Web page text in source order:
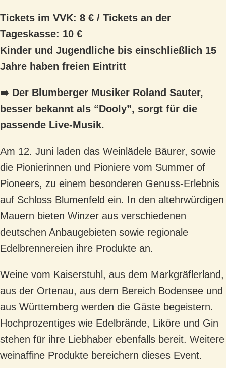
Tickets im VVK: 8 € / Tickets an der
Tageskasse: 10 €
Kinder und Jugendliche bis einschließlich 15
Jahre haben freien Eintritt
➡️ Der Blumberger Musiker Roland Sauter,
besser bekannt als “Dooly”, sorgt für die
passende Live-Musik.
Am 12. Juni laden das Weinlädele Bäurer, sowie
die Pionierinnen und Pioniere vom Summer of
Pioneers, zu einem besonderen Genuss-Erlebnis
auf Schloss Blumenfeld ein. In den altehrwürdigen
Mauern bieten Winzer aus verschiedenen
deutschen Anbaugebieten sowie regionale
Edelbrennereien ihre Produkte an.
Weine vom Kaiserstuhl, aus dem Markgräflerland,
aus der Ortenau, aus dem Bereich Bodensee und
aus Württemberg werden die Gäste begeistern.
Hochprozentiges wie Edelbrände, Liköre und Gin
stehen für ihre Liebhaber ebenfalls bereit. Weitere
weinaffine Produkte bereichern dieses Event.